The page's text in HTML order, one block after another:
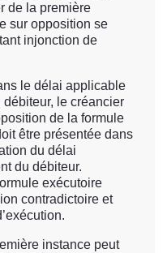
de la première
sur opposition se
injonction de
le délai applicable
le créancier
de la formule
être présentée dans
du délai
du débiteur.
exécutoire
contradictoire et
instance peut